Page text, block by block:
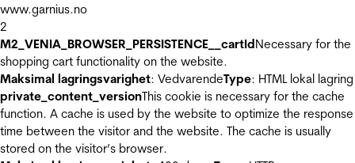
www.garnius.no
2
M2_VENIA_BROWSER_PERSISTENCE__cartIdNecessary for the
shopping cart functionality on the website.
Maksimal lagringsvarighet: VedvarendeType: HTML lokal lagring
private_content_versionThis cookie is necessary for the cache
function. A cache is used by the website to optimize the response
time between the visitor and the website. The cache is usually
stored on the visitor’s browser.